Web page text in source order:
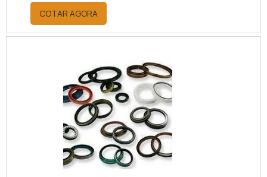
dos produtos.Antes de realizar a
compra deste produto, o cliente
deve se certificar de que seja
qualidade, pois isto reflete
diretamente na sua eficiência e
durabilidade.A ventosa é produzida
com graus diversos de resistência e
elasticidade. Cada ventosa possui
borracha de alta qualidade. O
produto ap.
COTAR AGORA